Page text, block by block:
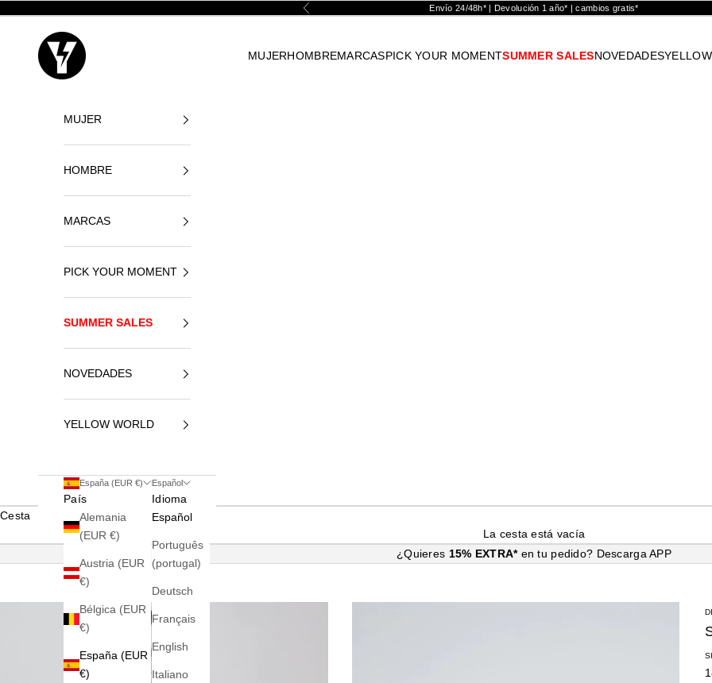
Anterior Envío 24/48h* | Devolución 1 año* | cambios gratis*
Yellowshop
MUJERHOMBREMARCASPICK YOUR MOMENTSUMMER SALESNOVEDADES
MUJER
HOMBRE
MARCAS
PICK YOUR MOMENT
SUMMER SALES
NOVEDADES
YELLOW WORLD
España (EUR €)
País
Alemania
(EUR €)
Austria (EUR
€)
Bélgica (EUR
€)
España (EUR
€)
Español
Idioma
Español
Português
(portugal)
Deutsch
Français
English
Italiano
Cesta
La cesta está vacía
¿Quieres 15% EXTRA* en tu pedido? Descarga APP